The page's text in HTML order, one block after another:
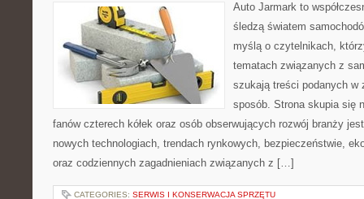
Auto Jarmark to
śledzą światem
myślą o czytelnikach,
tematach związanych z
szukają treści podanych w
sposób. Strona skupia się
fanów czterech kółek oraz osób obserwujących rozwój branży
nowych technologiach, trendach rynkowych, bezpieczeństwie,
oraz codziennych zagadnieniach związanych z […]
CATEGORIES: SERWIS I KONSERWACJA SPRZĘTU